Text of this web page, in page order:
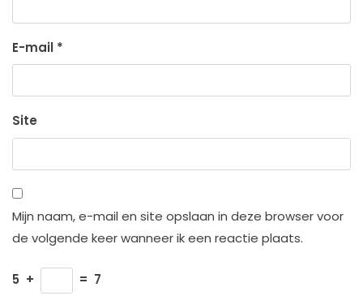
E-mail *
Site
Mijn naam, e-mail en site opslaan in deze browser voor
de volgende keer wanneer ik een reactie plaats.
5 + = 7